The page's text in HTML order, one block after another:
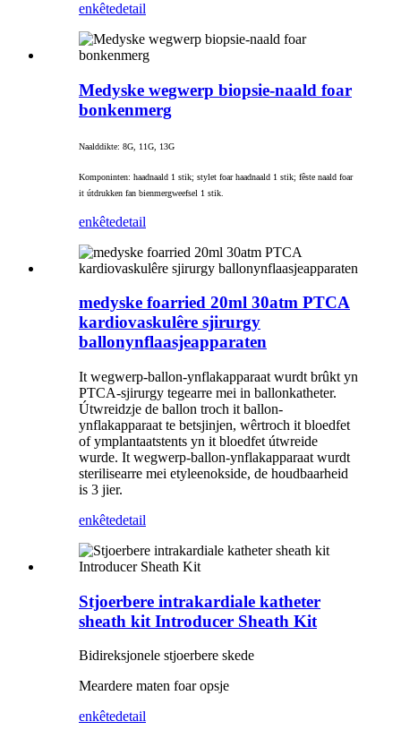
enkêtedetail
Medyske wegwerp biopsie-naald foar
bonkenmerg
Naalddikte: 8G, 11G, 13G
Komponinten: haadnaald 1 stik; stylet foar haadnaald 1 stik; fêste naald foar
it útdrukken fan bienmergweefsel 1 stik.
enkêtedetail
medyske foarried 20ml 30atm PTCA
kardiovaskulêre sjirurgy
ballonynflaasjeapparaten
It wegwerp-ballon-ynflakapparaat wurdt brûkt yn
PTCA-sjirurgy tegearre mei in ballonkatheter.
Útwreidzje de ballon troch it ballon-
ynflakapparaat te betsjinjen, wêrtroch it bloedfet
of ymplantaatstents yn it bloedfet útwreide
wurde. It wegwerp-ballon-ynflakapparaat wurdt
sterilisearre mei etyleenokside, de houdbaarheid
is 3 jier.
enkêtedetail
Stjoerbere intrakardiale katheter
sheath kit Introducer Sheath Kit
Bidireksjonele stjoerbere skede
Meardere maten foar opsje
enkêtedetail